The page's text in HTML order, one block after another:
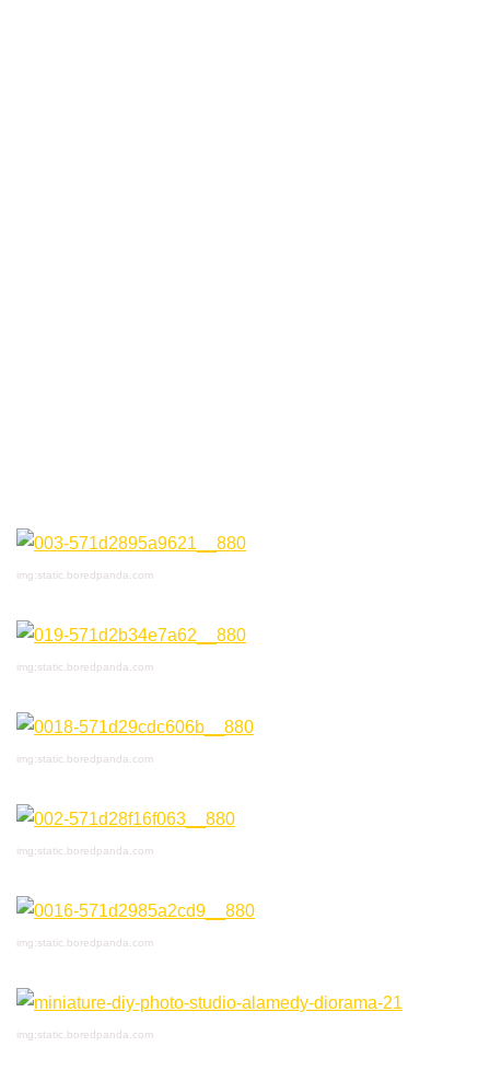
img:static.boredpanda.com
img:static.boredpanda.com
img:static.boredpanda.com
img:static.boredpanda.com
img:static.boredpanda.com
img:static.boredpanda.com